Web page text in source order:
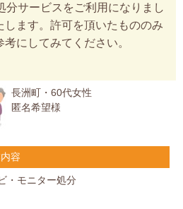
分サービスをご利用になりまし
します。許可を頂いたもののみ
にしてみてください。
長洲町・60代女性
匿名希望様
容
・モニター処分